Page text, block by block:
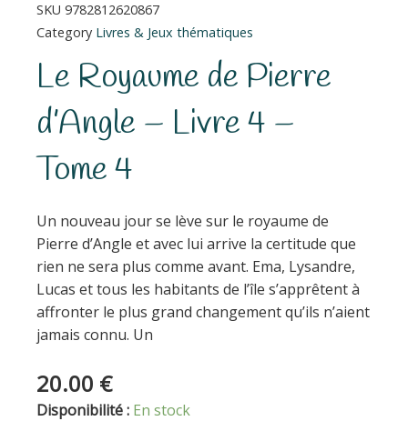
SKU 9782812620867
Category Livres & Jeux thématiques
Le Royaume de Pierre
d’Angle – Livre 4 –
Tome 4
Un nouveau jour se lève sur le royaume de
Pierre d’Angle et avec lui arrive la certitude que
rien ne sera plus comme avant. Ema, Lysandre,
Lucas et tous les habitants de l’île s’apprêtent à
affronter le plus grand changement qu’ils n’aient
jamais connu. Un
20.00 €
Disponibilité : En stock
quantité